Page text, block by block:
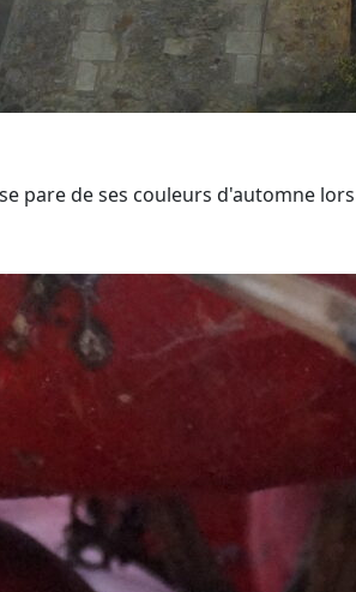
pare de ses couleurs d'automne